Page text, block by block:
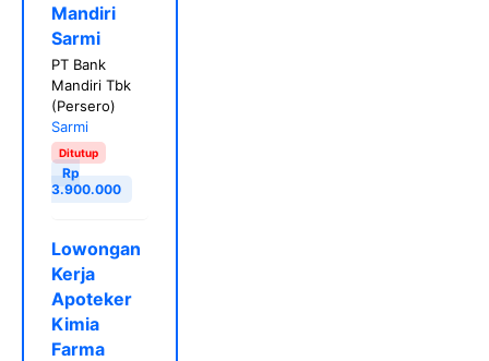
Mandiri
Sarmi
PT Bank
Mandiri Tbk
(Persero)
Sarmi
Ditutup
Rp
3.900.000
Lowongan
Kerja
Apoteker
Kimia
Farma